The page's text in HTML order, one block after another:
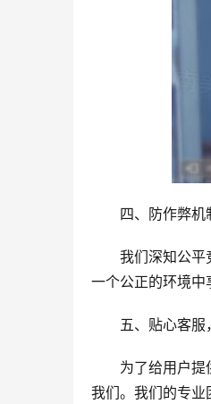
四、防作弊机
我们深知公平
一个公正的环境
五、贴心客服
为了给用户
我们。我们的专业